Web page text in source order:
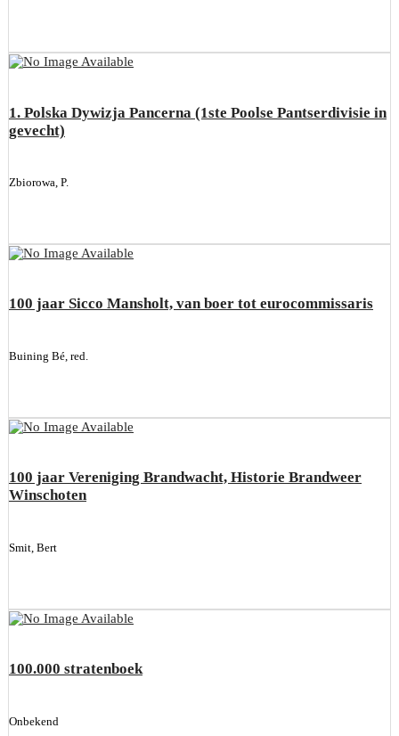
1. Polska Dywizja Pancerna (1ste Poolse Pantserdivisie in
gevecht)
Zbiorowa, P.
100 jaar Sicco Mansholt, van boer tot eurocommissaris
Buining Bé, red.
100 jaar Vereniging Brandwacht, Historie Brandweer
Winschoten
Smit, Bert
100.000 stratenboek
Onbekend